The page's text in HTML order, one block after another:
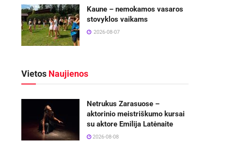
Kaune – nemokamos vasaros
stovyklos vaikams
2026-08-07
Vietos Naujienos
Netrukus Zarasuose –
aktorinio meistriškumo kursai
su aktore Emilija Latėnaite
2026-08-08